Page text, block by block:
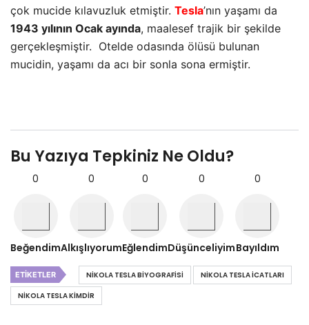
çok mucide kılavuzluk etmiştir. Tesla’nın yaşamı da
1943 yılının Ocak ayında, maalesef trajik bir şekilde
gerçekleşmiştir. Otelde odasında ölüsü bulunan
mucidin, yaşamı da acı bir sonla sona ermiştir.
Bu Yazıya Tepkiniz Ne Oldu?
0
Beğendim
0
Alkışlıyorum
0
Eğlendim
0
Düşünceliyim
0
Bayıldım
ETIKETLER NIKOLA TESLA BIYOGRAFISI
NIKOLA TESLA ICATLARI
NIKOLA TESLA KIMDIR